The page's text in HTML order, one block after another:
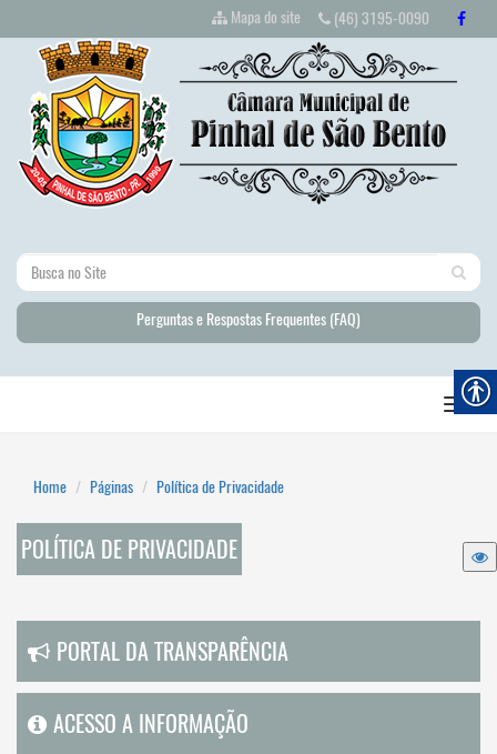
Mapa do site (46) 3195-0090
Perguntas e Respostas Frequentes (FAQ)
Home Páginas Política de Privacidade
POLÍTICA DE PRIVACIDADE
PORTAL DA TRANSPARÊNCIA
ACESSO A INFORMAÇÃO